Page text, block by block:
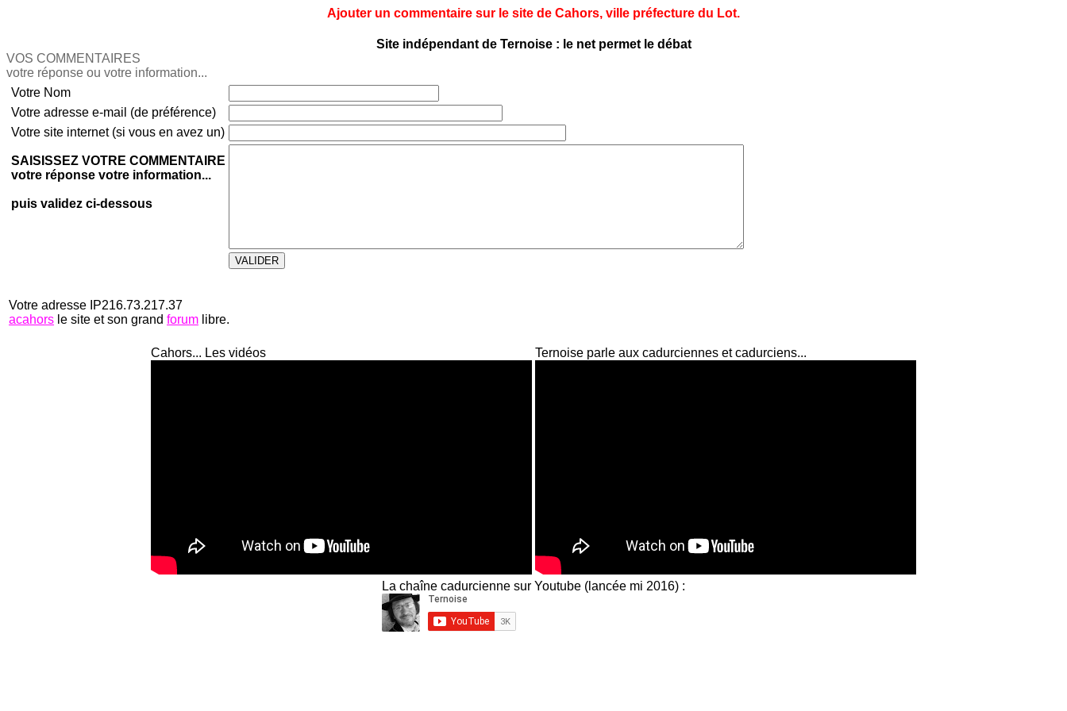
Ajouter un commentaire sur le site de Cahors, ville préfecture du Lot.
Site indépendant de Ternoise : le net permet le débat
VOS COMMENTAIRES
votre réponse ou votre information...
Votre Nom
Votre adresse e-mail (de préférence)
Votre site internet (si vous en avez un)
SAISISSEZ VOTRE COMMENTAIRE
votre réponse votre information...
puis validez ci-dessous
Votre adresse IP216.73.217.37
acahors le site et son grand forum libre.
Cahors... Les vidéos Ternoise parle aux cadurciennes et cadurciens...
La chaîne cadurcienne sur Youtube (lancée mi 2016) :